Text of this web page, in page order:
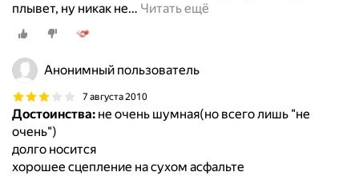
плывет, ну никак не… Читать ещё
Анонимный пользователь
7 августа 2010
Достоинства: не очень шумная(но всего лишь "не
очень")
долго носится
хорошее сцепление на сухом асфальте